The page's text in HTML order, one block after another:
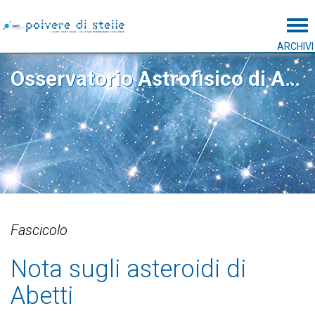
ARCHIVI
Osservatorio Astrofisico di Arcetri
Fascicolo
Nota sugli asteroidi di
Abetti